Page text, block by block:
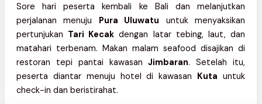
Sore hari peserta kembali ke Bali dan melanjutkan
perjalanan menuju Pura Uluwatu untuk menyaksikan
pertunjukan Tari Kecak dengan latar tebing, laut, dan
matahari terbenam. Makan malam seafood disajikan di
restoran tepi pantai kawasanJimbaran. Setelah itu,
peserta diantar menuju hotel di kawasan Kuta untuk
check-in dan beristirahat.